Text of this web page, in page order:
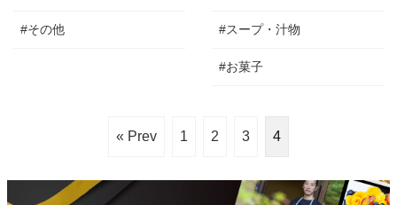
#その他 #スープ・汁物
#お菓子
« Prev 1 2 3 4